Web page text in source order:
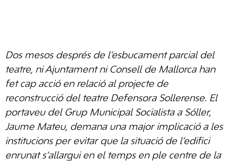
Dos mesos després de l’esbucament parcial del
teatre, ni Ajuntament ni Consell de Mallorca han
fet cap acció en relació al projecte de
reconstrucció del teatre Defensora Sollerense. El
portaveu del Grup Municipal Socialista a Sóller,
Jaume Mateu, demana una major implicació a les
institucions per evitar que la situació de l’edifici
enrunat s’allargui en el temps en ple centre de la